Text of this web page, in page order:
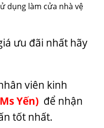
dụng làm cửa nhà vệ
ưu đãi nhất hãy
viên kinh
Yến) để nhận
tốt nhất.